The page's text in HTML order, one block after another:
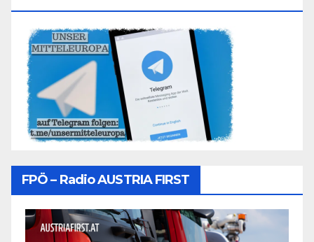
FPÖ – Radio AUSTRIA FIRST